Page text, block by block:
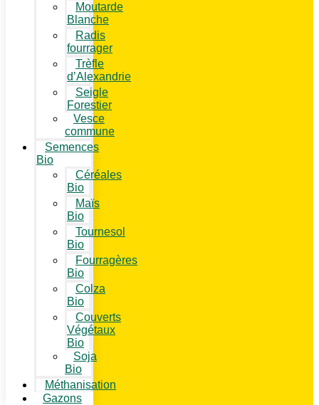
Moutarde
Blanche
Radis
fourrager
Trèfle
d’Alexandrie
Seigle
Forestier
Vesce
commune
Semences
Bio
Céréales
Bio
Maïs
Bio
Tournesol
Bio
Fourragères
Bio
Colza
Bio
Couverts
Végétaux
Bio
Soja
Bio
Méthanisation
Gazons